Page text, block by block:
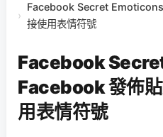
›
Facebook Secret
接使用表情符號
Facebook
Facebook 發佈
用表情符號